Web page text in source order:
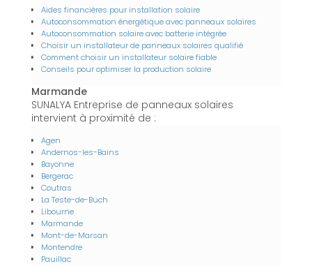
Aides financières pour installation solaire
Autoconsommation énergétique avec panneaux solaires
Autoconsommation solaire avec batterie intégrée
Choisir un installateur de panneaux solaires qualifié
Comment choisir un installateur solaire fiable
Conseils pour optimiser la production solaire
Marmande
SUNALYA Entreprise de panneaux solaires
intervient à proximité de :
Agen
Andernos-les-Bains
Bayonne
Bergerac
Coutras
La Teste-de-Buch
Libourne
Marmande
Mont-de-Marsan
Montendre
Pauillac